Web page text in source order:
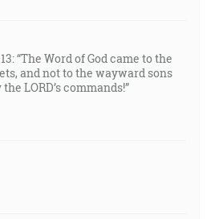
“The Word of God came to the
and not to the wayward sons
LORD’s commands!”